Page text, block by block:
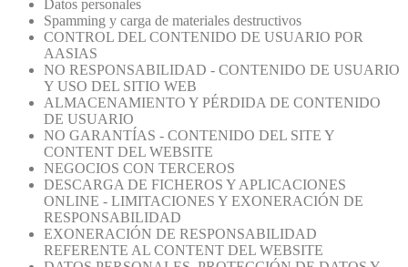
Datos personales
Spamming y carga de materiales destructivos
CONTROL DEL CONTENIDO DE USUARIO POR
AASIAS
NO RESPONSABILIDAD - CONTENIDO DE USUARIO
Y USO DEL SITIO WEB
ALMACENAMIENTO Y PÉRDIDA DE CONTENIDO
DE USUARIO
NO GARANTÍAS - CONTENIDO DEL SITE Y
CONTENT DEL WEBSITE
NEGOCIOS CON TERCEROS
DESCARGA DE FICHEROS Y APLICACIONES
ONLINE - LIMITACIONES Y EXONERACIÓN DE
RESPONSABILIDAD
EXONERACIÓN DE RESPONSABILIDAD
REFERENTE AL CONTENT DEL WEBSITE